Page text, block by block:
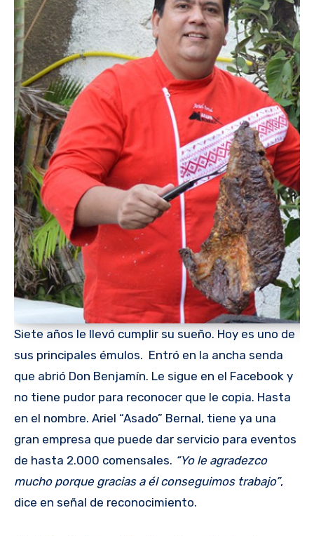
Siete años le llevó cumplir su sueño. Hoy es uno de
sus principales émulos. Entró en la ancha senda
que abrió Don Benjamín. Le sigue en el Facebook y
no tiene pudor para reconocer que le copia. Hasta
en el nombre. Ariel “Asado” Bernal, tiene ya una
gran empresa que puede dar servicio para eventos
de hasta 2.000 comensales. “Yo le agradezco
mucho porque gracias a él conseguimos trabajo”,
dice en señal de reconocimiento.